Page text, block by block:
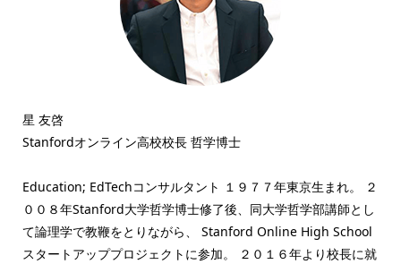
星 友啓
Stanfordオンライン高校校長 哲学博士
Education; EdTechコンサルタント １９７７年東京生まれ。 ２
００８年Stanford大学哲学博士修了後、同大学哲学部講師とし
て論理学で教鞭をとりながら、 Stanford Online High School
スタートアッププロジェクトに参加。 ２０１６年より校長に就